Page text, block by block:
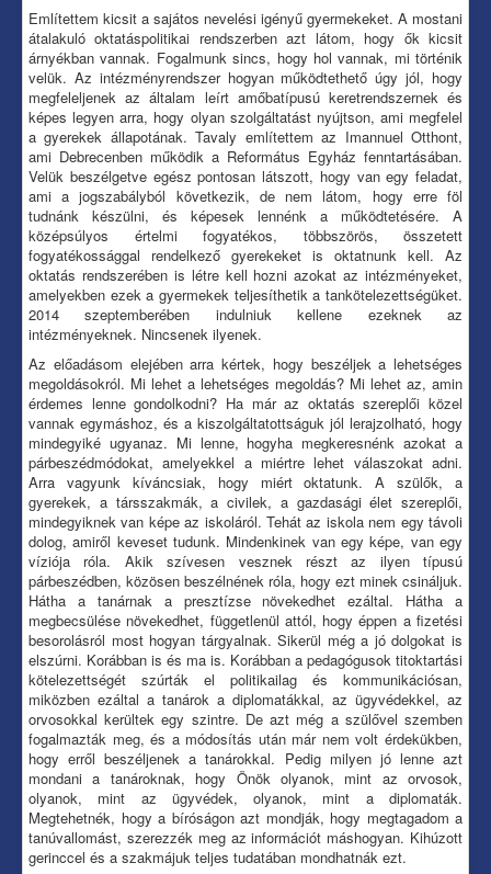
Említettem kicsit a sajátos nevelési igényű gyermekeket. A mostani
átalakuló oktatáspolitikai rendszerben azt látom, hogy ők kicsit
árnyékban vannak. Fogalmunk sincs, hogy hol vannak, mi történik
velük. Az intézményrendszer hogyan működtethető úgy jól, hogy
megfeleljenek az általam leírt amőbatípusú keretrendszernek és
képes legyen arra, hogy olyan szolgáltatást nyújtson, ami megfelel
a gyerekek állapotának. Tavaly említettem az Imannuel Otthont,
ami Debrecenben működik a Református Egyház fenntartásában.
Velük beszélgetve egész pontosan látszott, hogy van egy feladat,
ami a jogszabályból következik, de nem látom, hogy erre föl
tudnánk készülni, és képesek lennénk a működtetésére. A
középsúlyos értelmi fogyatékos, többszörös, összetett
fogyatékossággal rendelkező gyerekeket is oktatnunk kell. Az
oktatás rendszerében is létre kell hozni azokat az intézményeket,
amelyekben ezek a gyermekek teljesíthetik a tankötelezettségüket.
2014 szeptemberében indulniuk kellene ezeknek az
intézményeknek. Nincsenek ilyenek.
Az előadásom elejében arra kértek, hogy beszéljek a lehetséges
megoldásokról. Mi lehet a lehetséges megoldás? Mi lehet az, amin
érdemes lenne gondolkodni? Ha már az oktatás szereplői közel
vannak egymáshoz, és a kiszolgáltatottságuk jól lerajzolható, hogy
mindegyiké ugyanaz. Mi lenne, hogyha megkeresnénk azokat a
párbeszédmódokat, amelyekkel a miértre lehet válaszokat adni.
Arra vagyunk kíváncsiak, hogy miért oktatunk. A szülők, a
gyerekek, a társszakmák, a civilek, a gazdasági élet szereplői,
mindegyiknek van képe az iskoláról. Tehát az iskola nem egy távoli
dolog, amiről keveset tudunk. Mindenkinek van egy képe, van egy
víziója róla. Akik szívesen vesznek részt az ilyen típusú
párbeszédben, közösen beszélnének róla, hogy ezt minek csináljuk.
Hátha a tanárnak a presztízse növekedhet ezáltal. Hátha a
megbecsülése növekedhet, függetlenül attól, hogy éppen a fizetési
besorolásról most hogyan tárgyalnak. Sikerül még a jó dolgokat is
elszúrni. Korábban is és ma is. Korábban a pedagógusok titoktartási
kötelezettségét szúrták el politikailag és kommunikációsan,
miközben ezáltal a tanárok a diplomatákkal, az ügyvédekkel, az
orvosokkal kerültek egy szintre. De azt még a szülővel szemben
fogalmazták meg, és a módosítás után már nem volt érdekükben,
hogy erről beszéljenek a tanárokkal. Pedig milyen jó lenne azt
mondani a tanároknak, hogy Önök olyanok, mint az orvosok,
olyanok, mint az ügyvédek, olyanok, mint a diplomaták.
Megtehetnék, hogy a bíróságon azt mondják, hogy megtagadom a
tanúvallomást, szerezzék meg az információt máshogyan. Kihúzott
gerinccel és a szakmájuk teljes tudatában mondhatnák ezt.